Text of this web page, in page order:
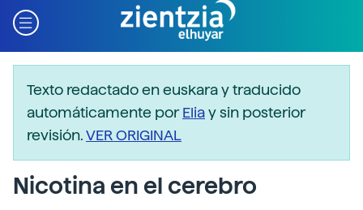
Texto redactado en euskara y traducido
automáticamente porEliay sin posterior
revisión.VER ORIGINAL
Nicotina en el cerebro